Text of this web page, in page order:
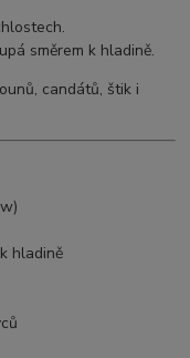
směrem k hladině.
candátů, štik i
hladině